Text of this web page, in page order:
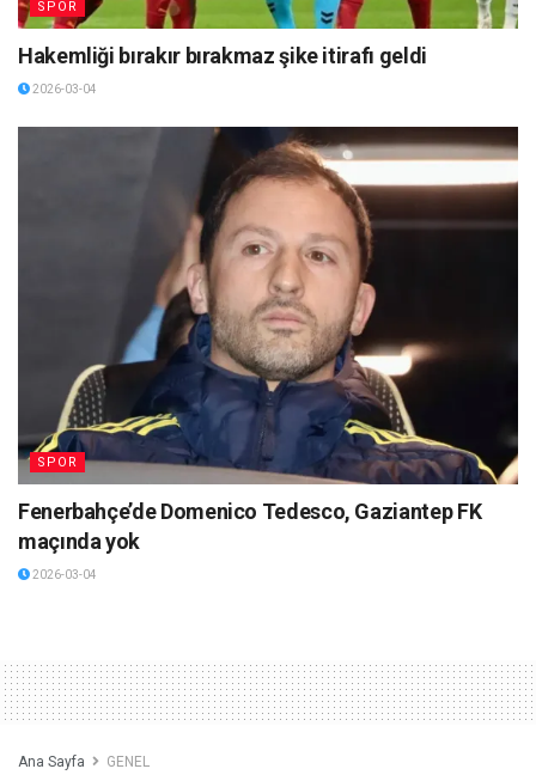
SPOR
Hakemliği bırakır bırakmaz şike itirafı geldi
2026-03-04
SPOR
Fenerbahçe’de Domenico Tedesco, Gaziantep FK
maçında yok
2026-03-04
Ana Sayfa GENEL